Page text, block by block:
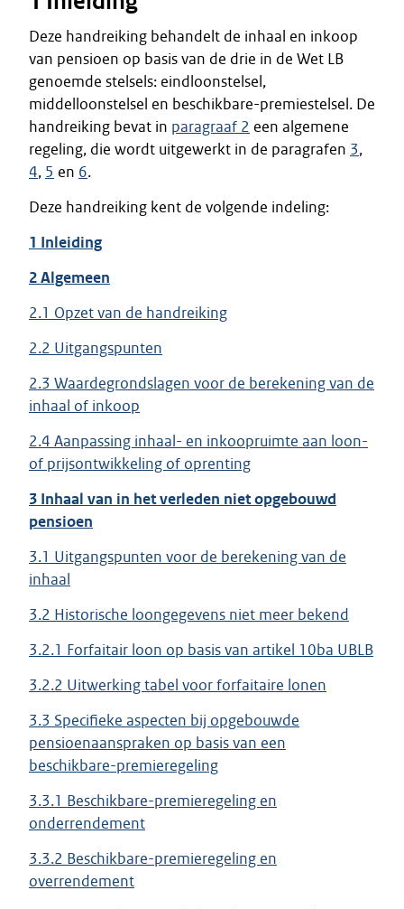
Deze handreiking behandelt de inhaal en inkoop
van pensioen op basis van de drie in de Wet LB
genoemde stelsels: eindloonstelsel,
middelloonstelsel en beschikbare-premiestelsel. De
handreiking bevat in paragraaf 2 een algemene
regeling, die wordt uitgewerkt in de paragrafen 3,
4, 5 en 6.
Deze handreiking kent de volgende indeling:
1 Inleiding
2 Algemeen
2.1 Opzet van de handreiking
2.2 Uitgangspunten
2.3 Waardegrondslagen voor de berekening van de
inhaal of inkoop
2.4 Aanpassing inhaal- en inkoopruimte aan loon-
of prijsontwikkeling of oprenting
3 Inhaal van in het verleden niet opgebouwd
pensioen
3.1 Uitgangspunten voor de berekening van de
inhaal
3.2 Historische loongegevens niet meer bekend
3.2.1 Forfaitair loon op basis van artikel 10ba UBLB
3.2.2 Uitwerking tabel voor forfaitaire lonen
3.3 Specifieke aspecten bij opgebouwde
pensioenaanspraken op basis van een
beschikbare-premieregeling
3.3.1 Beschikbare-premieregeling en
onderrendement
3.3.2 Beschikbare-premieregeling en
overrendement